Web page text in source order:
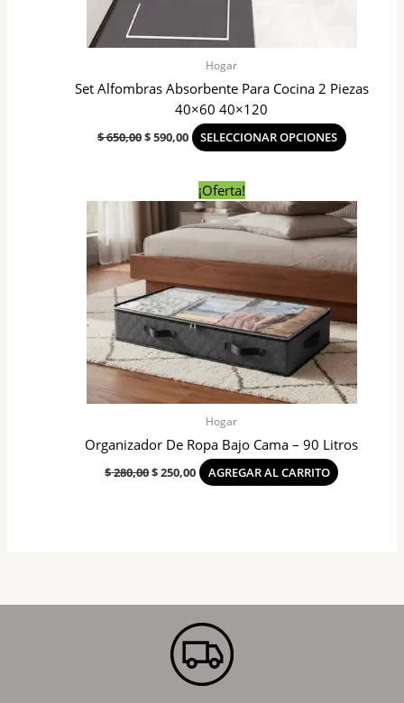
Hogar
Set Alfombras Absorbente Para Cocina 2 Piezas
40×60 40×120
$650,00$590,00 SELECCIONAR OPCIONES
página
¡Oferta!
Hogar
Organizador De Ropa Bajo Cama – 90 Litros
$280,00
precio
original
era:
$250,00
El
precio
actual
es:
$ 250,00.
AGREGAR AL CARRITO